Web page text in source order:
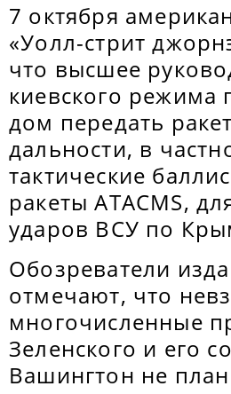
7 октября
«Уолл-стрит
что высшее
киевского режима
дом передать
дальности, в
тактические
ракеты ATACMS,
ударов ВСУ по
Обозреватели
отмечают, что
многочисленные
Зеленского и его
Вашингтон не